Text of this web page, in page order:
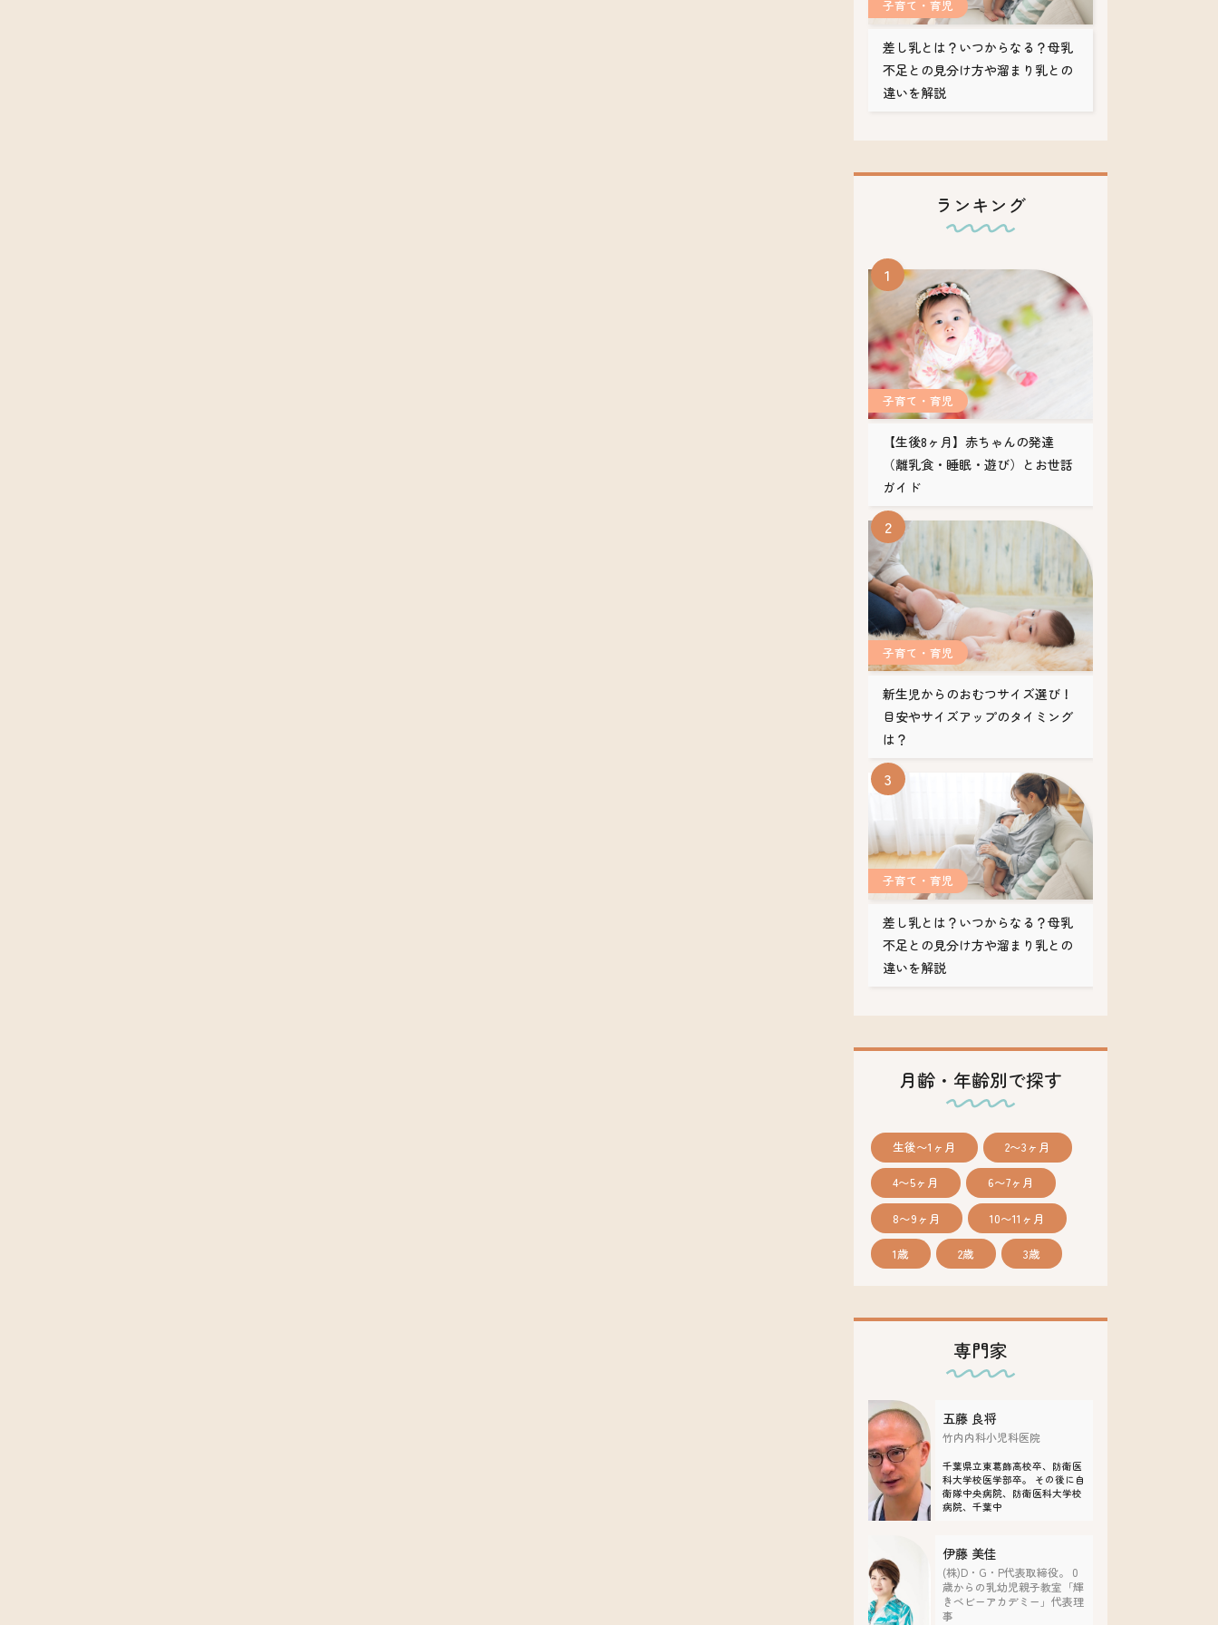
差し乳とは？いつからなる？母乳
不足との見分け方や溜まり乳との
違いを解説
子育て・育児
ランキング
【生後8ヶ月】赤ちゃんの発達
（離乳食・睡眠・遊び）とお世話
ガイド
子育て・育児
新生児からのおむつサイズ選び！
目安やサイズアップのタイミング
は？
子育て・育児
差し乳とは？いつからなる？母乳
不足との見分け方や溜まり乳との
違いを解説
子育て・育児
月齢・年齢別で探す
生後〜1ヶ月 2〜3ヶ月
4〜5ヶ月 6〜7ヶ月
8〜9ヶ月 10〜11ヶ月
1歳 2歳 3歳
専門家
五藤 良将
竹内内科小児科医院
千葉県立東葛飾高校卒、防衛医
科大学校医学部卒。 その後に自
衛隊中央病院、防衛医科大学校
病院、千葉中
伊藤 美佳
(株)D・G・P代表取締役。 0
歳からの乳幼児親子教室「輝
きベビーアカデミー」代表理
事